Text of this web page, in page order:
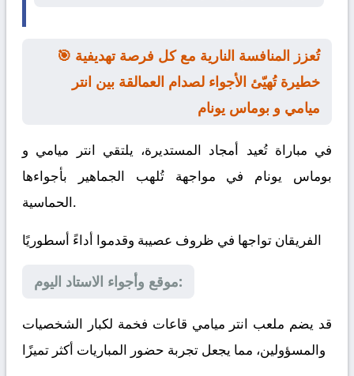
🎯 تُعزز المنافسة النارية مع كل فرصة تهديفية
خطيرة تُهيّئ الأجواء لصدام العمالقة بين انتر
ميامي و بوماس يونام
في مباراة تُعيد أمجاد المستديرة، يلتقي انتر ميامي و
بوماس يونام في مواجهة تُلهب الجماهير بأجواءها
الحماسية.
الفريقان تواجها في ظروف عصيبة وقدموا أداءً أسطوريًا
موقع وأجواء الاستاد اليوم:
قد يضم ملعب انتر ميامي قاعات فخمة لكبار الشخصيات
والمسؤولين، مما يجعل تجربة حضور المباريات أكثر تميزًا